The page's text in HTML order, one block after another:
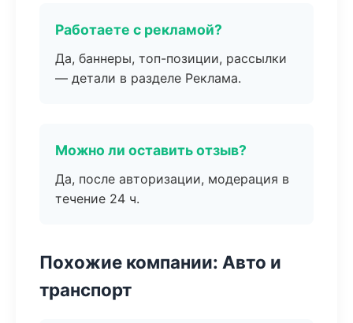
Работаете с рекламой?
Да, баннеры, топ-позиции, рассылки
— детали в разделе Реклама.
Можно ли оставить отзыв?
Да, после авторизации, модерация в
течение 24 ч.
Похожие компании: Авто и
транспорт